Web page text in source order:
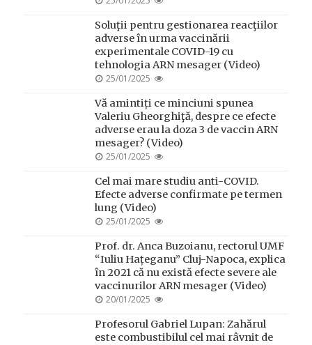
Soluţii pentru gestionarea reacţiilor
adverse în urma vaccinării
experimentale COVID-19 cu
tehnologia ARN mesager (Video)
POSTED
25/01/2025
Vă amintiți ce minciuni spunea
Valeriu Gheorghiţă, despre ce efecte
adverse erau la doza 3 de vaccin ARN
mesager? (Video)
POSTED
25/01/2025
Cel mai mare studiu anti-COVID.
Efecte adverse confirmate pe termen
lung (Video)
POSTED
25/01/2025
Prof. dr. Anca Buzoianu, rectorul UMF
“Iuliu Hațeganu” Cluj-Napoca, explica
în 2021 că nu există efecte severe ale
vaccinurilor ARN mesager (Video)
POSTED
20/01/2025
Profesorul Gabriel Lupan: Zahărul
este combustibilul cel mai râvnit de